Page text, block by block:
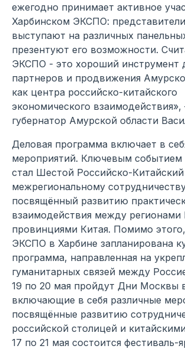
ежегодно принимает активное
Харбинском ЭКСПО:
выступают на различных
презентуют его возможности.
ЭКСПО - это хороший инструмент
партнеров и продвижения
как центра российско-китайского
экономического взаимодействия»,
губернатор Амурской области
Деловая программа включает в
мероприятий. Ключевым событием
стал Шестой Российско-
межрегиональному
посвящённый развитию
взаимодействия между регионами
провинциями Китая. Помимо
ЭКСПО в Харбине запланирована
программа, направленная на
гуманитарных связей между
19 по 20 мая пройдут Дни Москвы
включающие в себя различные
посвящённые развитию
российской столицей и
17 по 21 мая состоится фестиваль-